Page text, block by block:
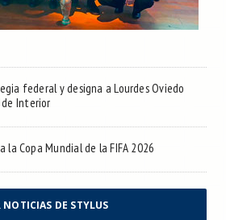
federal y designa a Lourdes Oviedo
Interior
la Copa Mundial de la FIFA 2026
NOTICIAS DE STYLUS